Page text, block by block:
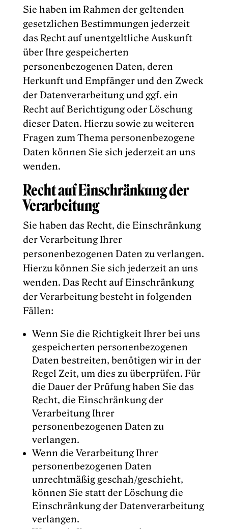
Sie haben im Rahmen der geltenden
gesetzlichen Bestimmungen jederzeit
das Recht auf unentgeltliche Auskunft
über Ihre gespeicherten
personenbezogenen Daten, deren
Herkunft und Empfänger und den Zweck
der Datenverarbeitung und ggf. ein
Recht auf Berichtigung oder Löschung
dieser Daten. Hierzu sowie zu weiteren
Fragen zum Thema personenbezogene
Daten können Sie sich jederzeit an uns
wenden.
Recht auf Einschränkung der
Verarbeitung
Sie haben das Recht, die Einschränkung
der Verarbeitung Ihrer
personenbezogenen Daten zu verlangen.
Hierzu können Sie sich jederzeit an uns
wenden. Das Recht auf Einschränkung
der Verarbeitung besteht in folgenden
Fällen:
Wenn Sie die Richtigkeit Ihrer bei uns
gespeicherten personenbezogenen
Daten bestreiten, benötigen wir in der
Regel Zeit, um dies zu überprüfen. Für
die Dauer der Prüfung haben Sie das
Recht, die Einschränkung der
Verarbeitung Ihrer
personenbezogenen Daten zu
verlangen.
Wenn die Verarbeitung Ihrer
personenbezogenen Daten
unrechtmäßig geschah/geschieht,
können Sie statt der Löschung die
Einschränkung der Datenverarbeitung
verlangen.